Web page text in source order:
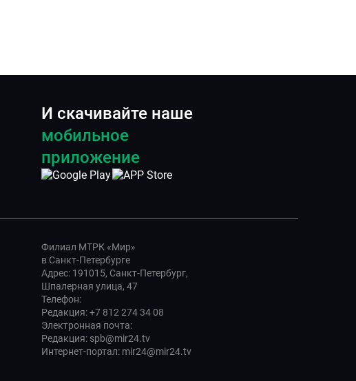
И скачивайте наше
мобильное
приложение
Филиал МТРК «Мир»
в Санкт-Петербурге
Адрес: 191015, Санкт-Петербург,
Шпалерная улица, 47
Телефон:
Редакция: +7 812 274 34 08
Электронная почта:
Редакция: spb@mir24.tv
Интернет-портал: mir24@mir24.tv